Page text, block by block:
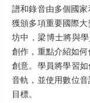
譜和錄音由多個國
獲頒多項重要國際
坊中，梁博士將與
創作，重點介紹如
創意。學員將學習
音軌，並使用數位
目標。